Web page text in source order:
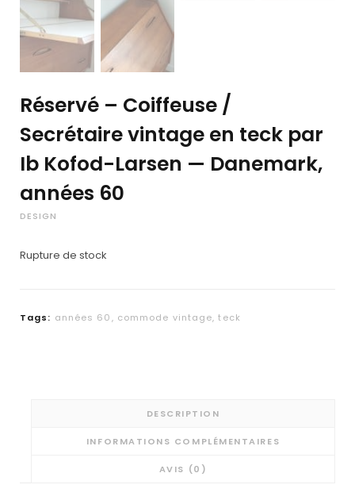
Réservé – Coiffeuse /
Secrétaire vintage en teck par
Ib Kofod-Larsen — Danemark,
années 60
DESIGN
Rupture de stock
Tags: années 60, commode vintage,teck
DESCRIPTION
INFORMATIONS COMPLÉMENTAIRES
AVIS (0)